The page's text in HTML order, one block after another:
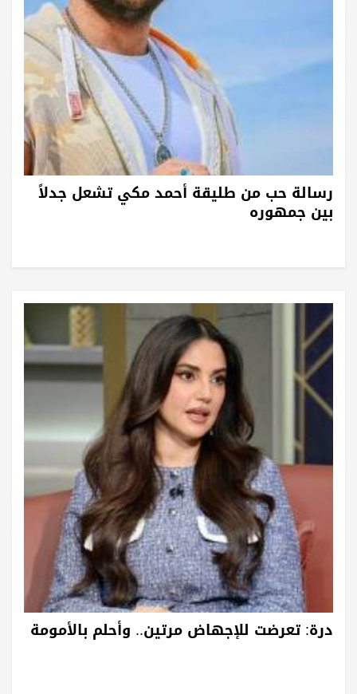
رسالة حب من طليقة أحمد مكي تشعل جدلاً
بين جمهوره
درة: تعرضت للإجهاض مرتين.. وأحلم بالأمومة